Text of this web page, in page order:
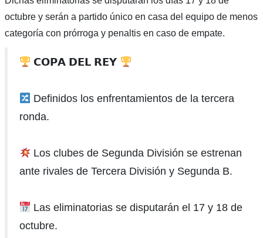
octubre y serán a partido único en casa del equipo de menos
categoría con prórroga y penaltis en caso de empate.
𝗖𝗢𝗣𝗔 𝗗𝗘𝗟 𝗥𝗘𝗬
Definidos los enfrentamientos de la tercera
ronda.
Los clubes de Segunda División se estrenan
ante rivales de Tercera División y Segunda B.
Las eliminatorias se disputarán el 17 y 18 de
octubre.